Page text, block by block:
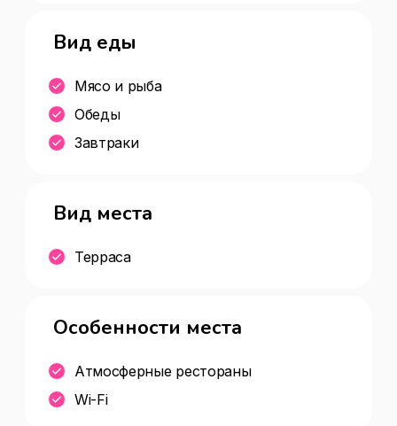
онлайн , Особенности заведения(меню
Кухня(кавказская,национальная) ,
Подарочный сертификат , Типы
доставки(Яндекс.Еда) , Доступность
Вид еды
Мясо и рыба
Обеды
Завтраки
Вид места
Терраса
Особенности места
Атмосферные рестораны
Wi-Fi